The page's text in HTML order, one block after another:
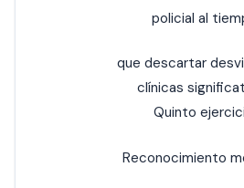
policial al
que descartar
clínicas
Quinto
Reconocimiento